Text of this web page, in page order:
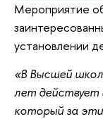
Мероприятие
установлении
«В Высшей
лет действует
который за